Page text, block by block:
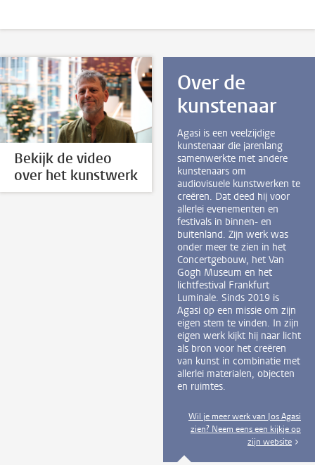
Bekijk de video
over het kunstwerk
Over de
kunstenaar
Agasi is een veelzijdige
kunstenaar die jarenlang
samenwerkte met andere
kunstenaars om
audiovisuele kunstwerken te
creëren. Dat deed hij voor
allerlei evenementen en
festivals in binnen- en
buitenland. Zijn werk was
onder meer te zien in het
Concertgebouw, het Van
Gogh Museum en het
lichtfestival Frankfurt
Luminale. Sinds 2019 is
Agasi op een missie om zijn
eigen stem te vinden. In zijn
eigen werk kijkt hij naar licht
als bron voor het creëren
van kunst in combinatie met
allerlei materialen, objecten
en ruimtes.
Wil je meer werk van Jos Agasi
zien? Neem eens een kijkje op
zijn website